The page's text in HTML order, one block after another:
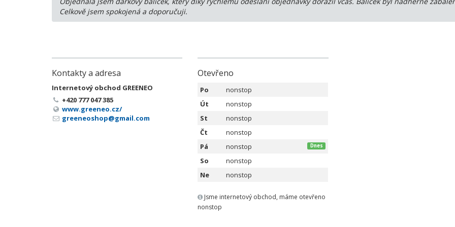
Celkově jsem spokojená a doporučuji.
Kontakty a adresa
Internetový obchod GREENEO
+420 777 047 385
www.greeneo.cz/
greeneoshop@gmail.com
Otevřeno
Po
nonstop
Út
nonstop
St
nonstop
Čt
nonstop
Pá
nonstop Dnes
So
nonstop
Ne
nonstop
Jsme internetový obchod, máme otevřeno
nonstop